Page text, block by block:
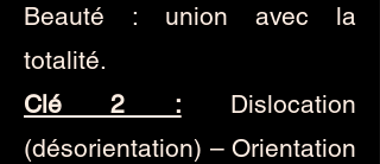
Beauté : union avec la
totalité.
Clé 2 : Dislocation
(désorientation) – Orientation